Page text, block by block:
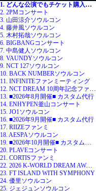
1. どんな公演でもチケット購入代行
2. 2PMコンサート
3. 山田涼介ソウルコン
4. 藤井風ソウルコン
5. 木村拓哉ソウルコン
6. BIGBANGコンサート
7. 中島健人ソウルコン
8. VAUNDYソウルコン
9. NCT 127ソウルコン
10. BACK NUMBERソウルコン
11. INFINITEファンミーティング
12. NCT DREAM 10周年記念ファンミ
13. ■2026年8月開催■ カスタム代行
14. ENHYPEN釜山コンサート
15. JO1ソウルコン
16. ■2026年9月開催■ カスタム代行
17. RIIZEファンミ
18. AESPAソウルコン
19. ■2026年10月開催■ カスタム代行
20. PLAVEコンサート
21. CORTISファンミ
22. 2026 K-WORLD DREAM AWARDS
23. FT ISLAND WITH SYMPHONY
24. 優里ソウルコン
25. ジェジュンソウルコン